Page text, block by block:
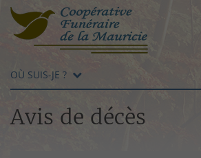
OÙ SUIS-JE ?
Avis de décès